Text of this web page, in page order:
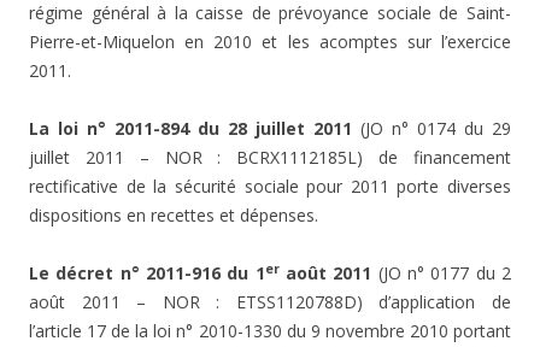
régime général à la caisse de prévoyance sociale de Saint-
Pierre-et-Miquelon en 2010 et les acomptes sur l’exercice
2011.
La loi n° 2011-894 du 28 juillet 2011 (JO n° 0174 du 29
juillet 2011 – NOR : BCRX1112185L) de financement
rectificative de la sécurité sociale pour 2011 porte diverses
dispositions en recettes et dépenses.
Le décret n° 2011-916 du 1eraoût 2011 (JO n° 0177 du 2
août 2011 – NOR : ETSS1120788D) d’application de
l’article 17 de la loi n° 2010-1330 du 9 novembre 2010 portant